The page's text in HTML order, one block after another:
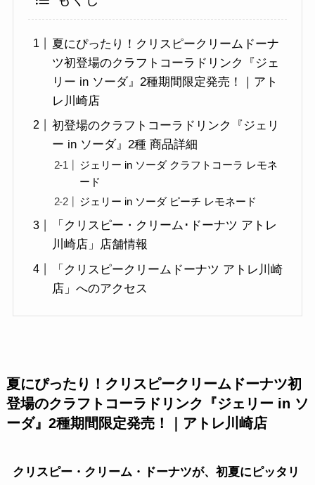
夏にぴったり！クリスピークリームドーナ
ツ初登場のクラフトコーラドリンク『ジェ
リー in ソーダ』2種期間限定発売！｜アト
レ川崎店
初登場のクラフトコーラドリンク『ジェリ
ー in ソーダ』2種 商品詳細
ジェリー in ソーダ クラフトコーラ レモネ
ード
ジェリー in ソーダ ピーチ レモネード
「クリスピー・クリーム･ドーナツ アトレ
川崎店」店舗情報
「クリスピークリームドーナツ アトレ川崎
店」へのアクセス
夏にぴったり！クリスピークリームドーナツ初
登場のクラフトコーラドリンク『ジェリー in ソ
ーダ』2種期間限定発売！｜アトレ川崎店
クリスピー・クリーム・ドーナツが、初夏にピッタリ